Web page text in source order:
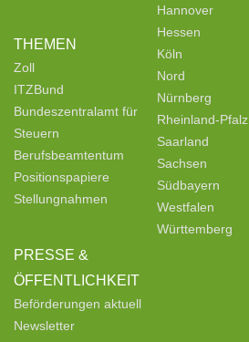
THEMEN
Zoll
ITZBund
Bundeszentralamt für
Steuern
Berufsbeamtentum
Positionspapiere
Stellungnahmen
PRESSE &
ÖFFENTLICHKEIT
Beförderungen aktuell
Newsletter
Hannover
Hessen
Köln
Nord
Nürnberg
Rheinland-Pfalz
Saarland
Sachsen
Südbayern
Westfalen
Württemberg